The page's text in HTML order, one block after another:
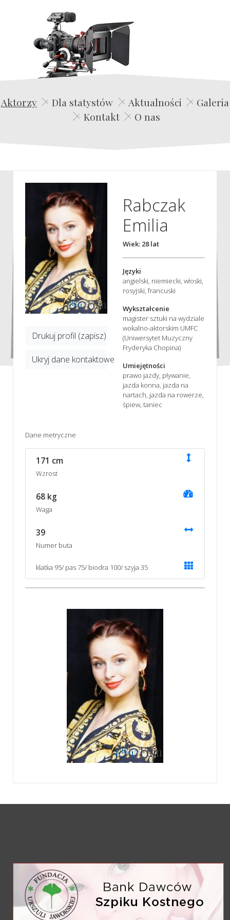
Edwin Film Agencja Aktorska
Aktorzy Dla statystów Aktualności
Galeria
Kontakt
O nas
Drukuj profil (zapisz)
Ukryj dane kontaktowe
Rabczak
Emilia
Wiek: 28 lat
Języki
angielski, niemiecki, włoski,
rosyjski, francuski
Wykształcenie
magister sztuki na wydziale
wokalno-aktorskim UMFC
(Uniwersytet Muzyczny
Fryderyka Chopina)
Umiejętności
prawo jazdy, pływanie,
jazda konna, jazda na
nartach, jazda na rowerze,
śpiew, taniec
Dane metryczne
171 cm
Wzrost
68 kg
Waga
39
Numer buta
klatka 95/ pas 75/ biodra 100/ szyja 35